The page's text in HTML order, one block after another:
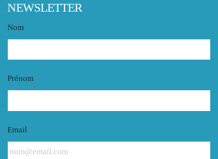
NEWSLETTER
Nom
Prénom
Email